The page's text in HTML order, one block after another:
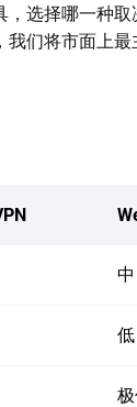
选择哪一种取
我们将市面上
中
低